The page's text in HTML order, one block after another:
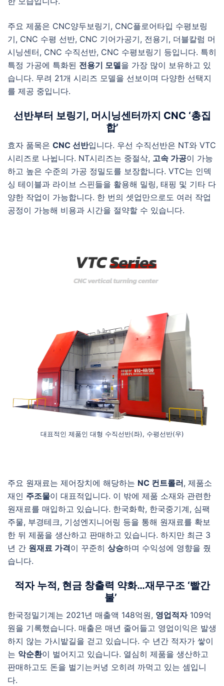
주요 제품은 CNC양두보링기, CNC플로어타입 수평보링
기, CNC 수평 선반, CNC 기어가공기, 전용기, 더블칼럼 머
시닝센터, CNC 수직선반, CNC 수평보링기 등입니다. 특히
특정 가공에 특화된 전용기 모델을 가장 많이 보유하고 있
습니다. 무려 21개 시리즈 모델을 선보이며 다양한 선택지
를 제공 중입니다.
선반부터 보링기, 머시닝센터까지 CNC ‘총집
합’
효자 품목은 CNC 선반입니다. 우선 수직선반은 NT와 VTC
시리즈로 나뉩니다. NT시리즈는 중절삭, 고속 가공이 가능
하고 높은 수준의 가공 정밀도를 보장합니다. VTC는 인덱
싱 테이블과 라이브 스핀들을 활용해 밀링, 태핑 및 기타 다
양한 작업이 가능합니다. 한 번의 셋업만으로도 여러 작업
공정이 가능해 비용과 시간을 절약할 수 있습니다.
대표적인 제품인 대형 수직선반(좌), 수평선반(우)
주요 원재료는 제어장치에 해당하는 NC 컨트롤러, 제품소
재인 주조물이 대표적입니다. 이 밖에 제품 소재와 관련한
원재료를 매입하고 있습니다. 한국화학, 한국중기계, 심팩
주물, 부경테크, 기성엔지니어링 등을 통해 원재료를 확보
한 뒤 제품을 생산하고 판매하고 있습니다. 하지만 최근 3
년 간 원재료 가격이 꾸준히 상승하며 수익성에 영향을 줬
습니다.
적자 누적, 현금 창출력 약화…재무구조 ‘빨간
불’
한국정밀기계는 2021년 매출액 148억원, 영업적자109억
원을 기록했습니다. 매출은 매년 줄어들고 영업이익은 발생
하지 않는 가시밭길을 걷고 있습니다. 수 년간 적자가 쌓이
는 악순환이 벌어지고 있습니다. 열심히 제품을 생산하고
판매하고도 돈을 벌기는커녕 오히려 까먹고 있는 셈입니
다.